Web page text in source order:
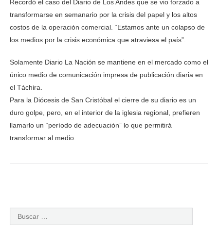
Recordó el caso del Diario de Los Andes que se vio forzado a
transformarse en semanario por la crisis del papel y los altos
costos de la operación comercial. “Estamos ante un colapso de
los medios por la crisis económica que atraviesa el país”.
Solamente Diario La Nación se mantiene en el mercado como el
único medio de comunicación impresa de publicación diaria en
el Táchira.
Para la Diócesis de San Cristóbal el cierre de su diario es un
duro golpe, pero, en el interior de la iglesia regional, prefieren
llamarlo un “período de adecuación” lo que permitirá
transformar al medio.